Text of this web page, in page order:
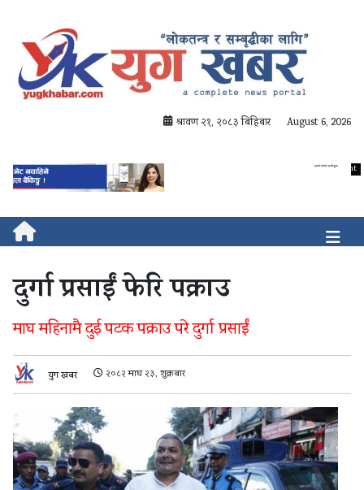
श्रावण २१, २०८३ बिहिबार August 6, 2026
दुर्गा प्रसाईं फेरि पक्राउ
माघ महिनामै दुई पटक पक्राउ परे दुर्गा प्रसाईं
युग खबर २०८२ माघ २३, शुक्रबार